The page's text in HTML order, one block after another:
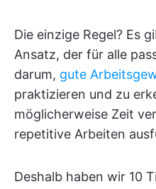
Die einzige Regel? Es
Ansatz, der für alle
darum, gute
praktizieren und zu
möglicherweise Zeit
repetitive Arbeiten
Deshalb haben wir 10